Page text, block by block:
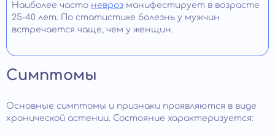
Наиболее часто невроз манифестирует в возрасте
25-40 лет. По статистике болезнь у мужчин
встречается чаще, чем у женщин.
Симптомы
Основные симптомы и признаки проявляются в виде
хронической астении. Состояние характеризуется: